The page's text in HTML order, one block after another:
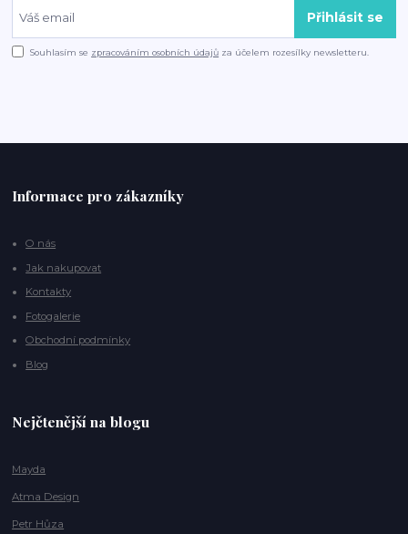
Přihlásit se
Souhlasím se zpracováním osobních údajů za účelem rozesílky newsletteru.
Informace pro zákazníky
O nás
Jak nakupovat
Kontakty
Fotogalerie
Obchodní podmínky
Blog
Nejčtenější na blogu
Mayda
Atma Design
Petr Hůza